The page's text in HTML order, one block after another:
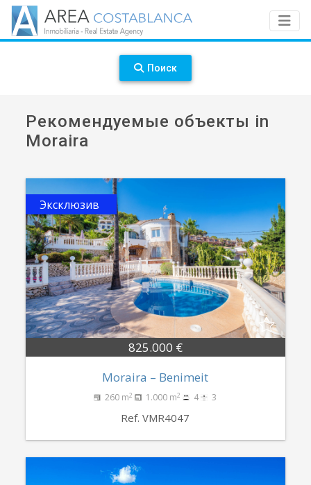
Поиск
Рекомендуемые объекты in
Moraira
Эксклюзив
825.000 €
Moraira – Benimeit
260 m2 1.000 m2 4 3
Ref. VMR4047